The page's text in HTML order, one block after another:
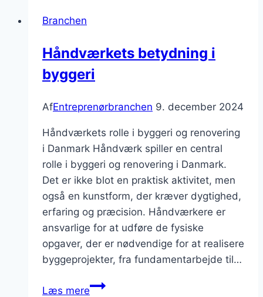
Branchen
Håndværkets betydning i
byggeri
AfEntreprenørbranchen 9. december 2024
Håndværkets rolle i byggeri og renovering
i Danmark Håndværk spiller en central
rolle i byggeri og renovering i Danmark.
Det er ikke blot en praktisk aktivitet, men
også en kunstform, der kræver dygtighed,
erfaring og præcision. Håndværkere er
ansvarlige for at udføre de fysiske
opgaver, der er nødvendige for at realisere
byggeprojekter, fra fundamentarbejde til…
Læs mereHåndværkets